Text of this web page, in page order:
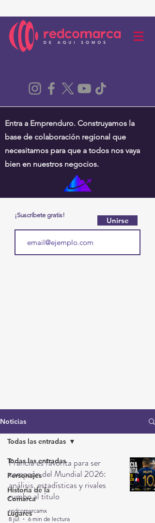
Entra a Emprenduro. Construyamos la
base de colaboración regional que
necesitamos para que a todos nos vaya
bien en nuestros negocios.
¡Suscríbete gratis!
Unirse
Noticias
Todas las entradas
Personajes
Historia de la
Comarca
Lugares
Todas las entradas
Francia es favorita para ser
campeón del Mundial 2026:
análisis, estadísticas y rivales
rumbo al título
redcomarcamx
8 jul
6 min de lectura